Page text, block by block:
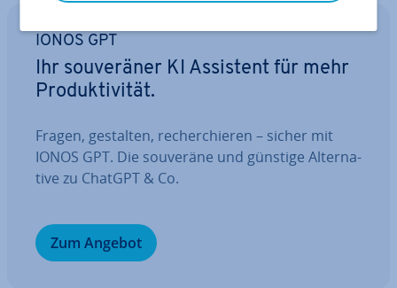
IONOS GPT
Ihr sou­ve­rä­ner KI Assistent für mehr
Pro­duk­ti­vi­tät.
Fragen, gestalten, re­cher­chie­ren – sicher mit
IONOS GPT. Die souveräne und günstige Al­ter­na­
ti­ve zu ChatGPT & Co.
Zum Angebot